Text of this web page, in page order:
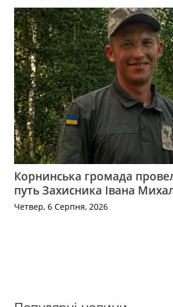
Корнинська громада
путь Захисника Івана
Четвер, 6 Серпня, 2026